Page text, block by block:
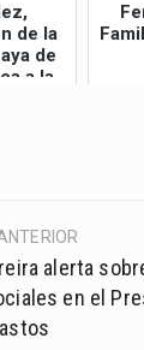
de la
de
a la
alerta
en el